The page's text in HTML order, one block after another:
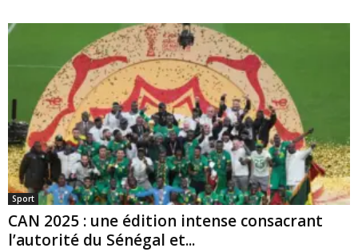
Sport
CAN 2025 : une édition intense consacrant
l’autorité du Sénégal et...